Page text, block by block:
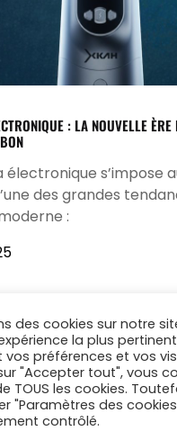
: LA NOUVELLE
électronique s’impose
des grandes
:
des cookies sur notre
la plus
préférences et vos
"Accepter tout", vous
TOUS les cookies.
"Paramètres des
contrôlé.